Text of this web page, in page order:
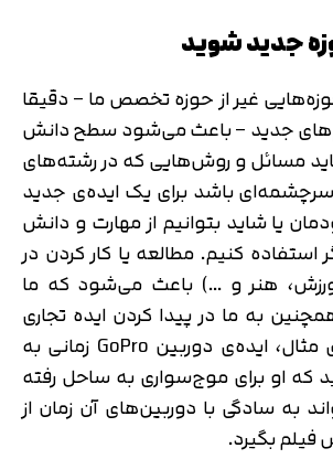
غیر از حوزه تخصص ما – دقیقا
جدید – باعث می‌شود سطح دانش
مسائل و روش‌هایی که در رشته‌های
باشد برای یک ایده‌ی جدید
یا شاید بتوانیم از مهارت و دانش
کنیم. مطالعه یا کار کردن در
هنر و …) باعث می‌شود که ما
به ما در پیدا کردن ایده تجاری
کمک می‌کند. برای مثال، ایده‌ی دوربین GoPro زمانی به
که او برای موج‌سواری به ساحل رفته
به سادگی با دوربین‌های آن زمان از
بگیرد.